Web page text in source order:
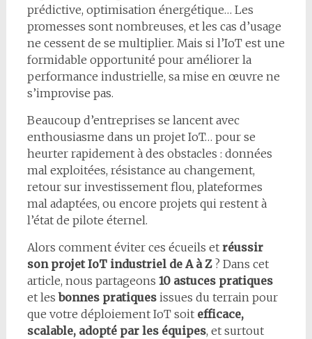
prédictive, optimisation énergétique… Les
promesses sont nombreuses, et les cas d’usage
ne cessent de se multiplier. Mais si l’IoT est une
formidable opportunité pour améliorer la
performance industrielle, sa mise en œuvre ne
s’improvise pas.
Beaucoup d’entreprises se lancent avec
enthousiasme dans un projet IoT… pour se
heurter rapidement à des obstacles : données
mal exploitées, résistance au changement,
retour sur investissement flou, plateformes
mal adaptées, ou encore projets qui restent à
l’état de pilote éternel.
Alors comment éviter ces écueils et réussir
son projet IoT industriel de A à Z? Dans cet
article, nous partageons 10 astuces pratiques
et lesbonnes pratiquesissues du terrain pour
que votre déploiement IoT soit efficace,
scalable, adopté par les équipes, et surtout